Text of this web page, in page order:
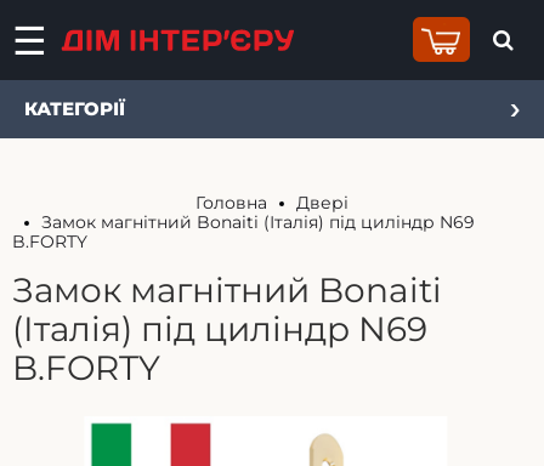
КАТЕГОРІЇ
Головна
Двері
Замок магнітний Bonaiti (Італія) під циліндр N69
B.FORTY
Замок магнітний Bonaiti
(Італія) під циліндр N69
B.FORTY